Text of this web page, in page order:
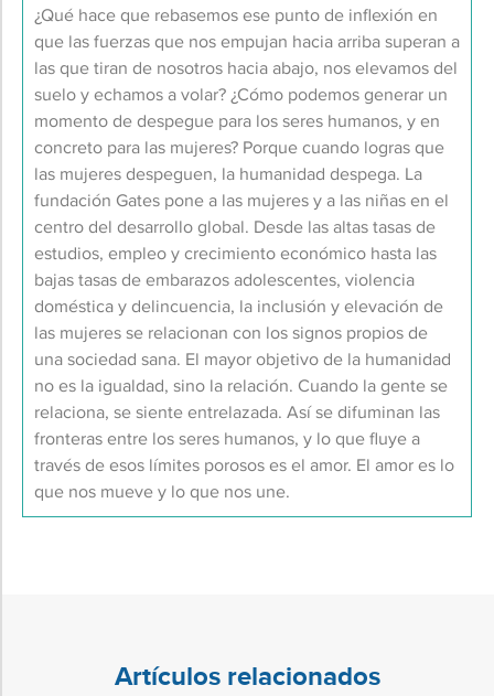
¿Qué hace que rebasemos ese punto de inflexión en
que las fuerzas que nos empujan hacia arriba superan a
las que tiran de nosotros hacia abajo, nos elevamos del
suelo y echamos a volar? ¿Cómo podemos generar un
momento de despegue para los seres humanos, y en
concreto para las mujeres? Porque cuando logras que
las mujeres despeguen, la humanidad despega. La
fundación Gates pone a las mujeres y a las niñas en el
centro del desarrollo global. Desde las altas tasas de
estudios, empleo y crecimiento económico hasta las
bajas tasas de embarazos adolescentes, violencia
doméstica y delincuencia, la inclusión y elevación de
las mujeres se relacionan con los signos propios de
una sociedad sana. El mayor objetivo de la humanidad
no es la igualdad, sino la relación. Cuando la gente se
relaciona, se siente entrelazada. Así se difuminan las
fronteras entre los seres humanos, y lo que fluye a
través de esos límites porosos es el amor. El amor es lo
que nos mueve y lo que nos une.
Artículos relacionados